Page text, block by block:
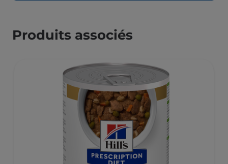
Produits associés